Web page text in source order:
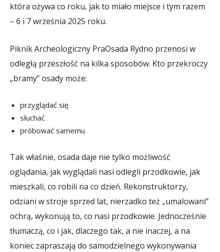
która ożywa co roku, jak to miało miejsce i tym razem
– 6 i 7 września 2025 roku.
Piknik Archeologiczny PraOsada Rydno przenosi w
odległą przeszłość na kilka sposobów. Kto przekroczy
„bramy” osady może:
przyglądać się
słuchać
próbować samemu
Tak właśnie, osada daje nie tylko możliwość
oglądania, jak wyglądali nasi odlegli przodkowie, jak
mieszkali, co robili na co dzień. Rekonstruktorzy,
odziani w stroje sprzed lat, nierzadko też „umalowani”
ochrą, wykonują to, co nasi przodkowie. Jednocześnie
tłumaczą, co i jak, dlaczego tak, a nie inaczej, a na
koniec zapraszają do samodzielnego wykonywania